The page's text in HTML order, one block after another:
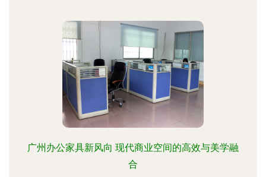
广州办公家具新风向 现代商业空间的高效与美学融
合